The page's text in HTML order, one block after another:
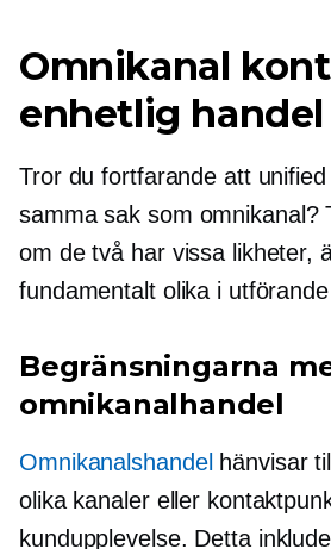
Omnikanal
enhetlig handel
Tror du fortfarande att
samma sak som omnikanal?
om de två har vissa likheter,
fundamentalt olika i
Begränsningarna
omnikanalhandel
Omnikanalshandel hänvisar
olika kanaler eller
kundupplevelse. Detta